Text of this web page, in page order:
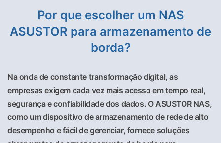
Por que escolher um NAS
ASUSTOR para armazenamento de
borda?
Na onda de constante transformação digital, as
empresas exigem cada vez mais acesso em tempo real,
segurança e confiabilidade dos dados. O ASUSTOR NAS,
como um dispositivo de armazenamento de rede de alto
desempenho e fácil de gerenciar, fornece soluções